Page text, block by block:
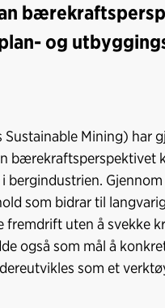
og
Mining) har
bærekraftsperspektivet
bergindustrien.
som bidrar til
fremdrift uten å svekke
også som mål å
som et